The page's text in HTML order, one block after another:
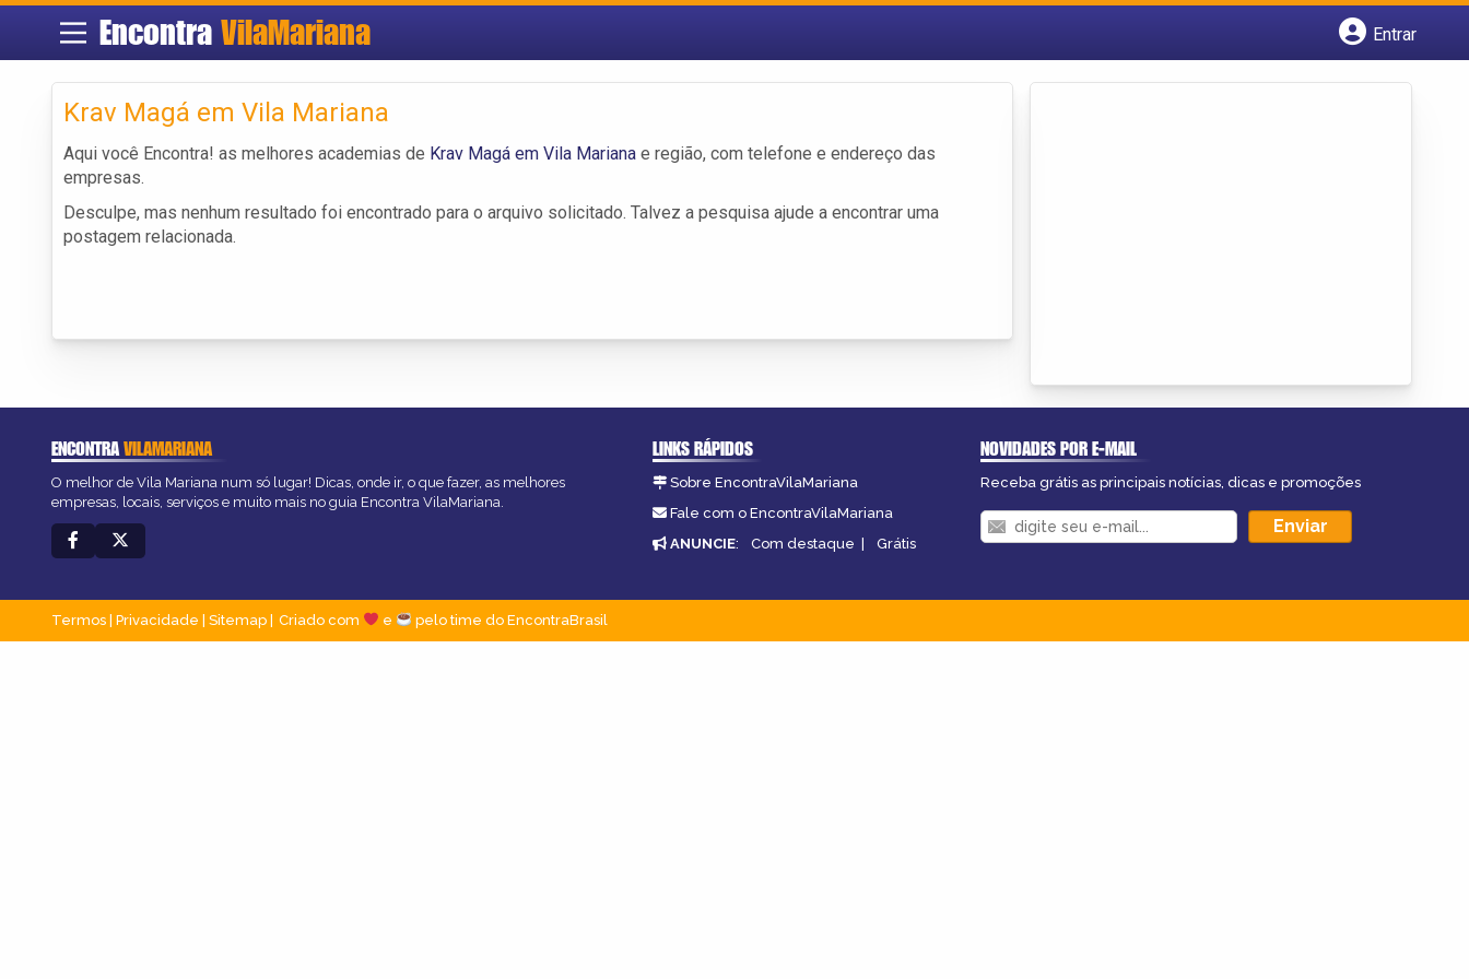
Encontra VilaMariana
Entrar
Krav Magá em Vila Mariana
Aqui você Encontra! as melhores academias de Krav Magá em Vila Mariana e região, com telefone e endereço das
empresas.
Desculpe, mas nenhum resultado foi encontrado para o arquivo solicitado. Talvez a pesquisa ajude a encontrar uma
postagem relacionada.
ENCONTRAVILAMARIANA
O melhor de Vila Mariana num só lugar! Dicas, onde ir, o que fazer, as melhores
empresas, locais, serviços e muito mais no guia Encontra VilaMariana.
LINKS RÁPIDOS
Sobre EncontraVilaMariana
Fale com o EncontraVilaMariana
ANUNCIE: Com destaque | Grátis
NOVIDADES POR E-MAIL
Receba grátis as principais notícias, dicas e promoções
Termos Privacidade Sitemap Criado com e pelo time do EncontraBrasil